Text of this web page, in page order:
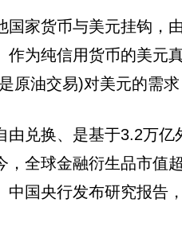
家货币与美元挂钩
为纯信用货币的美
原油交易)对美元的需
兑换、是基于3.2万
全球金融衍生品市
国央行发布研究报